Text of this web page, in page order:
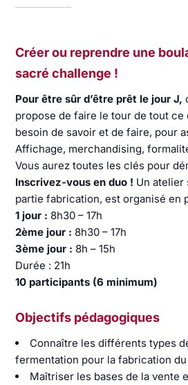
Créer ou reprendre une
sacré challenge !
Pour être sûr d’être prêt le jour J,
propose de faire le tour de tout ce
besoin de savoir et de faire, pour
Affichage, merchandising,
Vous aurez toutes les clés pour
Inscrivez-vous en duo ! Un atelier
partie fabrication, est organisé en
1 jour : 8h30 – 17h
2ème jour : 8h30 – 17h
3ème jour : 8h – 15h
Durée : 21h
10 participants (6 minimum)
Objectifs pédagogiques
Connaître les différents types
fermentation pour la fabrication du
Maîtriser les bases de la vente